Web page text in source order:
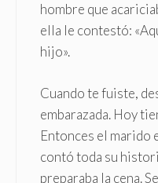
hombre que
ella le contestó:
hijo».
Cuando te fuiste,
embarazada. Hoy
Entonces el marido
contó toda su
preparaba la cena.